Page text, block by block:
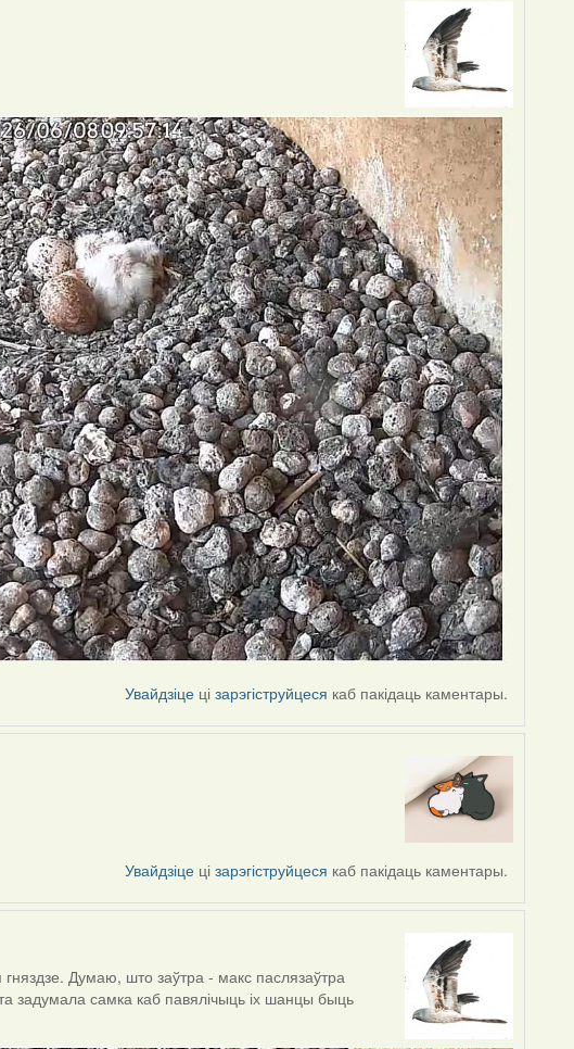
Увайдзіце цізарэгіструйцеся каб пакідаць каментары.
Увайдзіце цізарэгіструйцеся каб пакідаць каментары.
Думаю, што заўтра - макс паслязаўтра
задумала самка каб павялічыць іх шанцы быць